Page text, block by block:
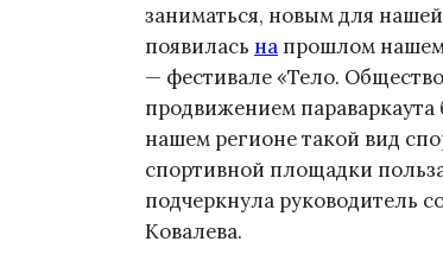
заниматься, новым для
появилась на прошлом
— фестивале «Тело.
продвижением параваркаута
нашем регионе такой вид
спортивной площадки
подчеркнула руководитель
Ковалева.